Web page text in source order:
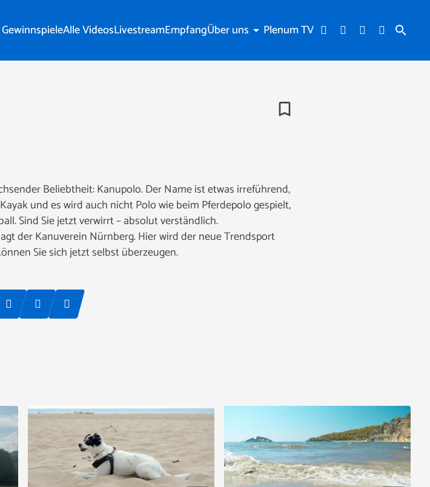
search
GewinnspieleAlle VideosLivestreamEmpfangÜber uns arrow_drop_down Plenum TV
bookmark_border
Beliebtheit: Kanupolo. Der Name ist etwas irreführend,
und es wird auch nicht Polo wie beim Pferdepolo gespielt,
Sind Sie jetzt verwirrt – absolut verständlich.
der Kanuverein Nürnberg. Hier wird der neue Trendsport
Sie sich jetzt selbst überzeugen.